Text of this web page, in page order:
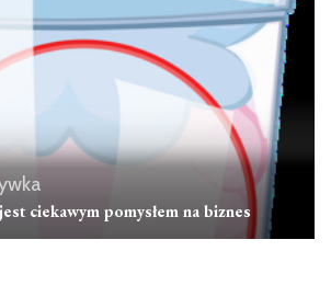
ciekawym pomysłem na biznes